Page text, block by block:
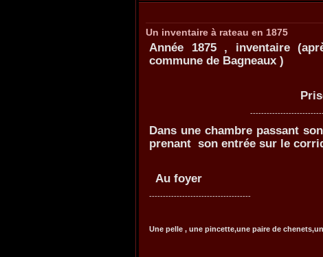
Un inventaire à rateau en 1875
Année 1875 , inventaire
commune de Bagneaux )
Prisée sur
Dans une chambre passant
prenant son entrée sur le
Au
Une pelle , une pincette,une paire de